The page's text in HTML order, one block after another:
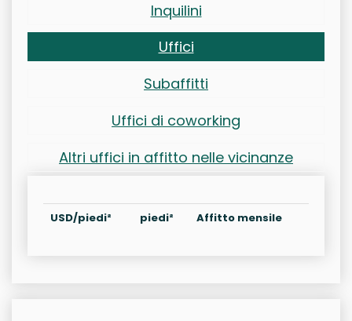
Inquilini
Uffici
Subaffitti
Uffici di coworking
Altri uffici in affitto nelle vicinanze
USD/piedi² piedi² Affitto mensile